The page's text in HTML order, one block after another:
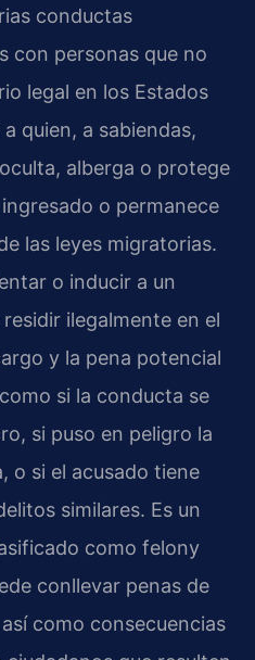
conductas
con personas que no
legal en los Estados
quien, a sabiendas,
alberga o protege
o permanece
las leyes migratorias.
o inducir a un
ilegalmente en el
y la pena potencial
si la conducta se
si puso en peligro la
o si el acusado tiene
similares. Es un
como felony
conllevar penas de
como consecuencias